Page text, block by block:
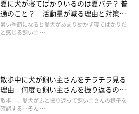
夏に犬が寝てばかりいるのは夏バテ？ 普
通のこと？ 活動量が減る理由と対策と
は
暑い季節になると愛犬があまり動かず寝てばかりだ
と感じる飼い主 …
散歩中に犬が飼い主さんをチラチラ見る
理由 何度も飼い主さんを振り返るのは
なぜ？
散歩中、愛犬がふと振り返って飼い主さんの様子を
確認する…そん …